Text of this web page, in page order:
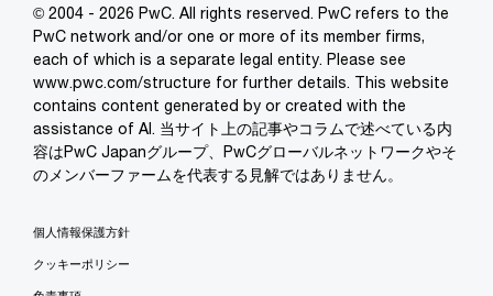
© 2004 - 2026 PwC. All rights reserved. PwC refers to the
PwC network and/or one or more of its member firms,
each of which is a separate legal entity. Please see
www.pwc.com/structure for further details. This website
contains content generated by or created with the
assistance of AI. 当サイト上の記事やコラムで述べている内
容はPwC Japanグループ、PwCグローバルネットワークやそ
のメンバーファームを代表する見解ではありません。
個人情報保護方針
クッキーポリシー